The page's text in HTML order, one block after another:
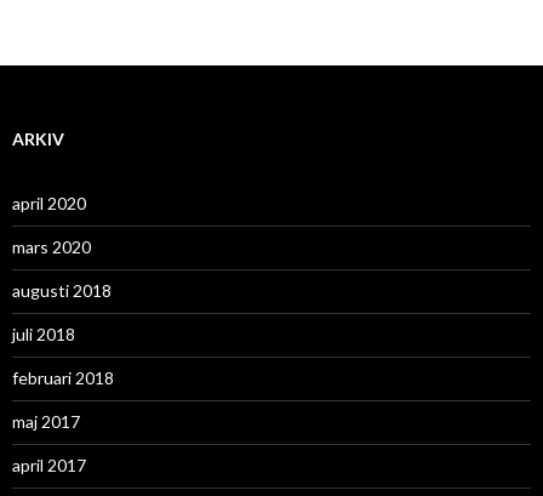
ARKIV
april 2020
mars 2020
augusti 2018
juli 2018
februari 2018
maj 2017
april 2017